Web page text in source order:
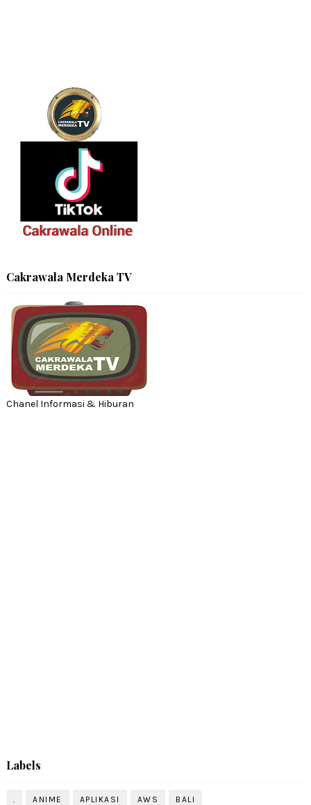
Cakrawala Merdeka TV
Chanel Informasi & Hiburan
Labels
ANIME APLIKASI AWS BALI